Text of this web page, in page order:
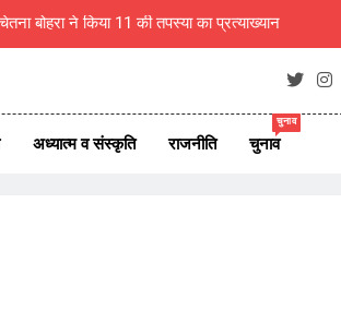
चेतना बोहरा ने किया 11 की तपस्या का प्रत्याख्यान
आयोजित, 9 अगस्त को चलेगा सदस्यता अभियान
देहात की महत्वपूर्ण संगठनात्मक बैठक संपन्न
अध्यात्म व संस्कृति राजनीति चुनाव
चुनाव